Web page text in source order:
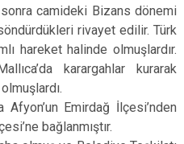
camideki Bizans dönemi
söndürdükleri rivayet edilir. Türk
hareket halinde olmuşlardır.
karargahlar kurarak
Emirdağ İlçesi’nden
bağlanmıştır.